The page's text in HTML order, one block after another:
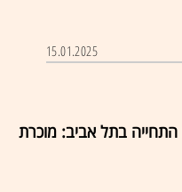
15.01.2025
בתל אביב: מוכרת